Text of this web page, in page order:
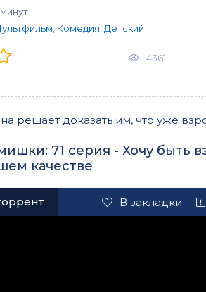
Комедия Детский
4361
решает доказать им, что уже
71 серия - Хочу быть
качестве
В закладки